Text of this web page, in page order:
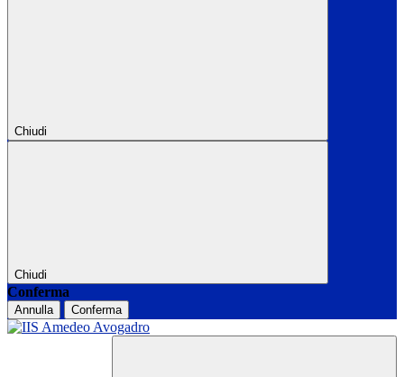
Chiudi
Chiudi
Conferma
Annulla Conferma